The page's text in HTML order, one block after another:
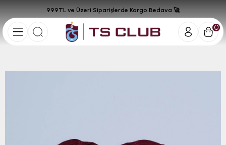
0
999TL ve Üzeri Siparişlerde Kargo Bedava 🚀